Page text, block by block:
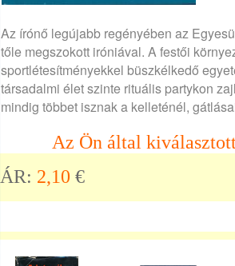
Az írónő legújabb regényében az
tőle megszokott iróniával. A festői
sportlétesítményekkel büszkélkedő
társadalmi élet szinte rituális partykon
mindig többet isznak a kelleténél,
Az Ön által
ÁR: 2,10 €